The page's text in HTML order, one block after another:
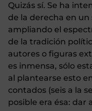
Quizás sí. Se ha
de la derecha en
ampliando el
de la tradición
autores o figuras
es inmensa, sólo
al plantearse esto
contados (seis a la
posible era ésa: dar